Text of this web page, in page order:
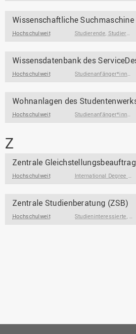
Wissenschaftliche
Hochschulweit Studierende, Studierende am Ende des Studiums
Wissensdatenbank des
Hochschulweit Studienanfänger*innen
Wohnanlagen des
Hochschulweit Studienanfänger*innen
Z
Zentrale
Hochschulweit International Degree Seeking Students
Zentrale Studienberatung (ZSB)
Hochschulweit Studieninteressierte,